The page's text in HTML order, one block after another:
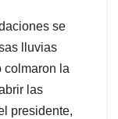
se
lluvias
colmaron la
las
presidente,